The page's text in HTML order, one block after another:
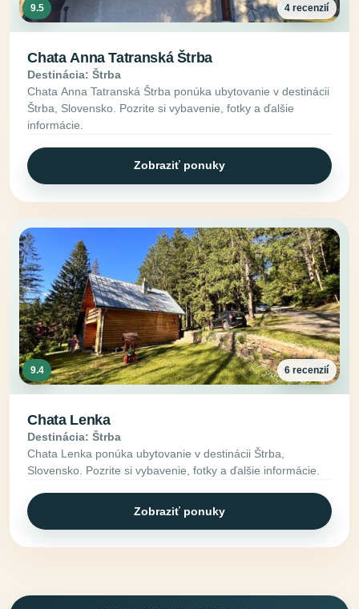
9.5 4 recenzií
Chata Anna Tatranská Štrba
Destinácia: Štrba
Chata Anna Tatranská Štrba ponúka ubytovanie v destinácii
Štrba, Slovensko. Pozrite si vybavenie, fotky a ďalšie
informácie.
Zobraziť ponuky
9.4 6 recenzií
Chata Lenka
Destinácia: Štrba
Chata Lenka ponúka ubytovanie v destinácii Štrba,
Slovensko. Pozrite si vybavenie, fotky a ďalšie informácie.
Zobraziť ponuky